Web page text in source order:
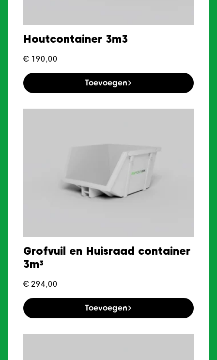
Houtcontainer 3m3
€ 190,00
Toevoegen
Grofvuil en Huisraad container
3m³
€ 294,00
Toevoegen